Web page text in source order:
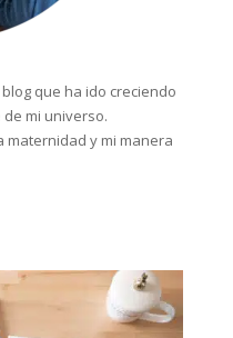
que ha ido creciendo
mi universo.
maternidad y mi manera